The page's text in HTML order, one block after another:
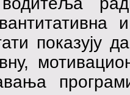
показују